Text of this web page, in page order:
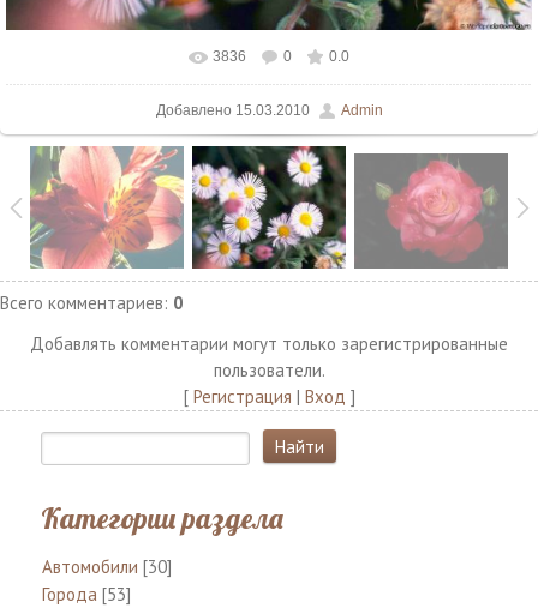
В реальном размере 1280x1024
3836 0 0.0
Добавлено 15.03.2010 Admin
Всего комментариев: 0
Добавлять комментарии могут только зарегистрированные
пользователи.
[ Регистрация | Вход ]
Категории раздела
Автомобили [30]
Города [53]